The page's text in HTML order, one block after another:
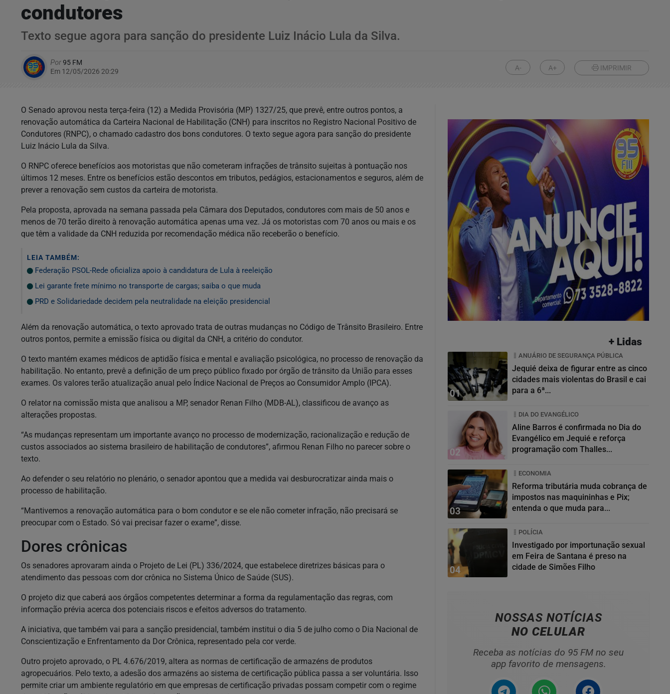
condutores
Texto segue agora para sanção do presidente Luiz Inácio Lula da Silva.
Por95 FM
Em 12/05/2026 20:29
A- A+ IMPRIMIR
O Senado aprovou nesta terça-feira (12) a Medida Provisória (MP) 1327/25, que prevê, entre outros pontos, a
renovação automática da Carteira Nacional de Habilitação (CNH) para inscritos no Registro Nacional Positivo de
Condutores (RNPC), o chamado cadastro dos bons condutores. O texto segue agora para sanção do presidente
Luiz Inácio Lula da Silva.
O RNPC oferece benefícios aos motoristas que não cometeram infrações de trânsito sujeitas à pontuação nos
últimos 12 meses. Entre os benefícios estão descontos em tributos, pedágios, estacionamentos e seguros, além de
prever a renovação sem custos da carteira de motorista.
Pela proposta, aprovada na semana passada pela Câmara dos Deputados, condutores com mais de 50 anos e
menos de 70 terão direito à renovação automática apenas uma vez. Já os motoristas com 70 anos ou mais e os
que têm a validade da CNH reduzida por recomendação médica não receberão o benefício.
LEIA TAMBÉM:
Federação PSOL-Rede oficializa apoio à candidatura de Lula à reeleição
Lei garante frete mínimo no transporte de cargas; saiba o que muda
PRD e Solidariedade decidem pela neutralidade na eleição presidencial
Além da renovação automática, o texto aprovado trata de outras mudanças no Código de Trânsito Brasileiro. Entre
outros pontos, permite a emissão física ou digital da CNH, a critério do condutor.
O texto mantém exames médicos de aptidão física e mental e avaliação psicológica, no processo de renovação da
habilitação. No entanto, prevê a definição de um preço público fixado por órgão de trânsito da União para esses
exames. Os valores terão atualização anual pelo Índice Nacional de Preços ao Consumidor Amplo (IPCA).
O relator na comissão mista que analisou a MP, senador Renan Filho (MDB-AL), classificou de avanço as
alterações propostas.
“As mudanças representam um importante avanço no processo de modernização, racionalização e redução de
custos associados ao sistema brasileiro de habilitação de condutores”, afirmou Renan Filho no parecer sobre o
texto.
Ao defender o seu relatório no plenário, o senador apontou que a medida vai desburocratizar ainda mais o
processo de habilitação.
“Mantivemos a renovação automática para o bom condutor e se ele não cometer infração, não precisará se
preocupar com o Estado. Só vai precisar fazer o exame”, disse.
Dores crônicas
Os senadores aprovaram ainda o Projeto de Lei (PL) 336/2024, que estabelece diretrizes básicas para o
atendimento das pessoas com dor crônica no Sistema Único de Saúde (SUS).
O projeto diz que caberá aos órgãos competentes determinar a forma da regulamentação das regras, com
informação prévia acerca dos potenciais riscos e efeitos adversos do tratamento.
A iniciativa, que também vai para a sanção presidencial, também institui o dia 5 de julho como o Dia Nacional de
Conscientização e Enfrentamento da Dor Crônica, representado pela cor verde.
Outro projeto aprovado, o PL 4.676/2019, altera as normas de certificação de armazéns de produtos
agropecuários. Pelo texto, a adesão dos armazéns ao sistema de certificação pública passa a ser voluntária. Isso
permite criar um ambiente regulatório em que empresas de certificação privadas possam competir com o regime
+ Lidas
01
ANUÁRIO DE SEGURANÇA PÚBLICA
Jequié deixa de figurar entre as cinco
cidades mais violentas do Brasil e cai
para a 6ª...
02
DIA DO EVANGÉLICO
Aline Barros é confirmada no Dia do
Evangélico em Jequié e reforça
programação com Thalles...
03
ECONOMIA
Reforma tributária muda cobrança de
impostos nas maquininhas e Pix;
entenda o que muda para...
04
POLÍCIA
Investigado por importunação sexual
em Feira de Santana é preso na
cidade de Simões Filho
NOSSAS NOTÍCIAS
NO CELULAR
Receba as notícias do 95 FM no seu
app favorito de mensagens.